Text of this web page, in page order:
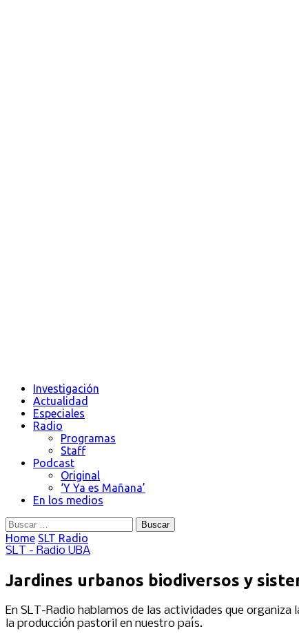
Investigación
Actualidad
Especiales
Radio
Programas
Staff
Podcast
Original
‘Y Ya es Mañana’
En los medios
Buscar:
Home SLT Radio
SLT - Radio UBA
Jardines urbanos biodiversos y
En SLT-Radio hablamos de las actividades que
la producción pastoril en nuestro país.